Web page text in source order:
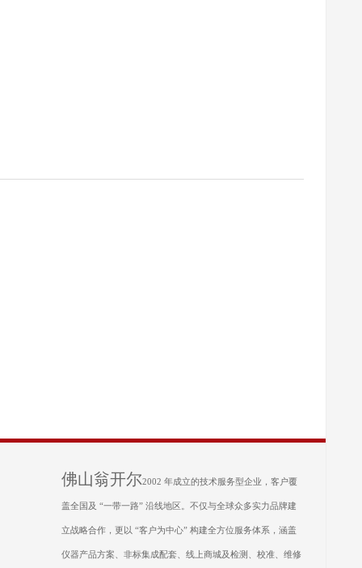
佛山翁开尔2002 年成立的技术服务型企业，客户覆
盖全国及 “一带一路” 沿线地区。不仅与全球众多实力品牌建
立战略合作，更以 “客户为中心” 构建全方位服务体系，涵盖
仪器产品方案、非标集成配套、线上商城及检测、校准、维修